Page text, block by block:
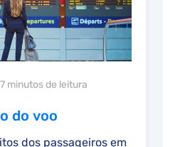
minutos de leitura
do voo
dos passageiros em